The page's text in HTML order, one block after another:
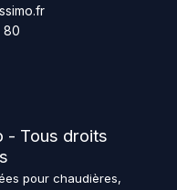
80
- Tous droits
pour chaudières,